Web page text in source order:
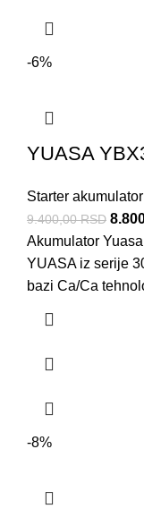
-6%
YUASA
Starter
9.400,00RSD
Akumulator
YUASA iz serije
bazi Ca/Ca
-8%